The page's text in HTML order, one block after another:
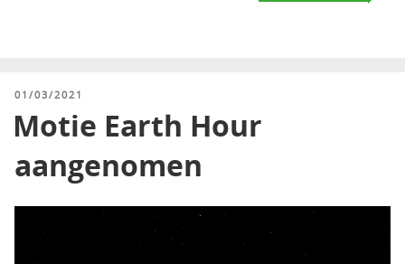
GEPLAATST
01/03/2021
Motie Earth Hour
aangenomen